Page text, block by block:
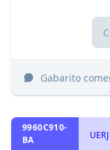
Gabarito
9960C910-
BA